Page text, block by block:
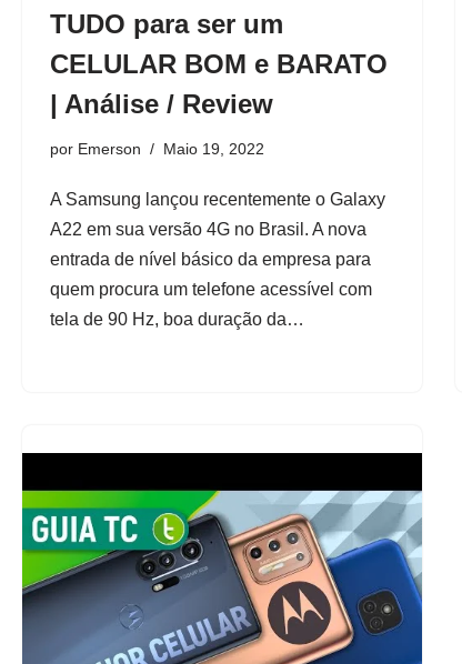
TUDO para ser um
CELULAR BOM e BARATO
| Análise / Review
por Emerson Maio 19, 2022
A Samsung lançou recentemente o Galaxy
A22 em sua versão 4G no Brasil. A nova
entrada de nível básico da empresa para
quem procura um telefone acessível com
tela de 90 Hz, boa duração da…